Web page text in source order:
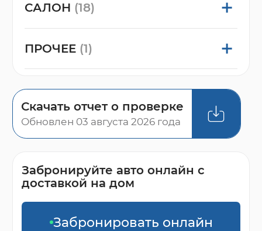
САЛОН (18)
ПРОЧЕЕ (1)
Скачать отчет о проверке
Обновлен 03 августа 2026 года
Забронируйте авто онлайн с
доставкой на дом
Забронировать онлайн